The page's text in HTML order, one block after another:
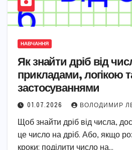
НАВЧАННЯ
Як знайти дріб від
прикладами, логікою
застосуваннями
01.07.2026 ВОЛОДИМИР
Щоб знайти дріб від числа,
це число на дріб. Або, якщо
кроки: поділити число на…